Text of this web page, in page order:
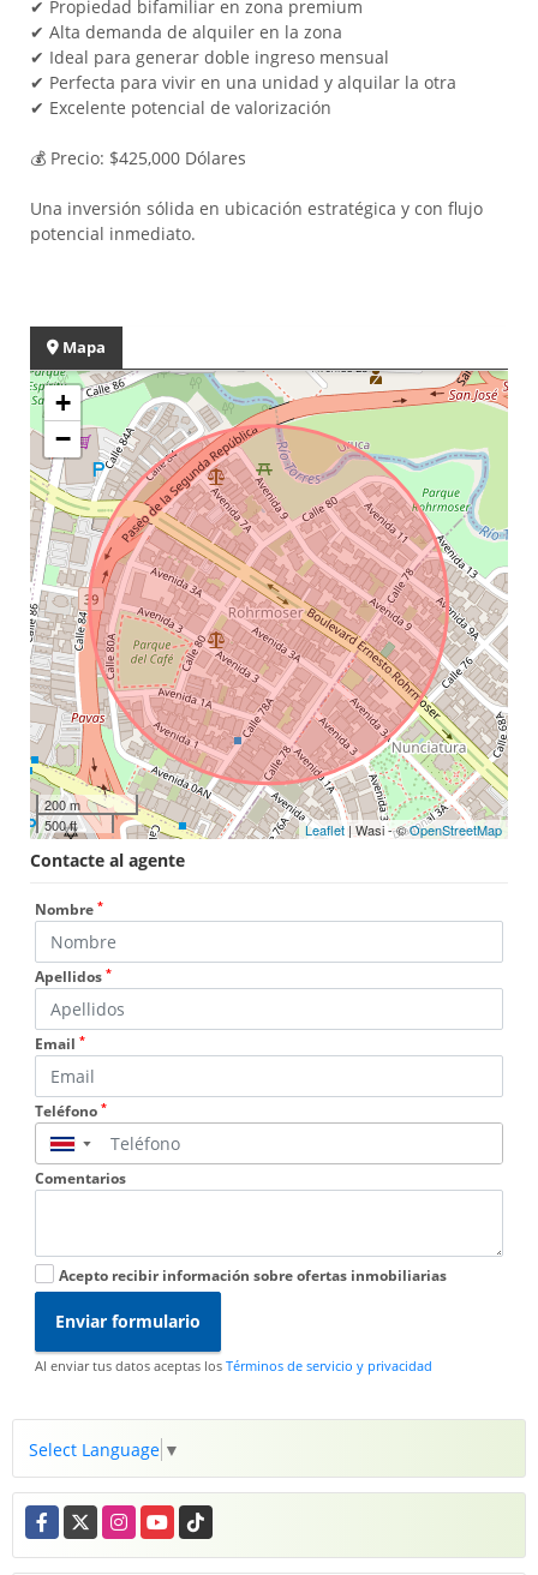
✔ Propiedad bifamiliar en zona premium
✔ Alta demanda de alquiler en la zona
✔ Ideal para generar doble ingreso mensual
✔ Perfecta para vivir en una unidad y alquilar la otra
✔ Excelente potencial de valorización
💰 Precio: $425,000 Dólares
Una inversión sólida en ubicación estratégica y con flujo
potencial inmediato.
Mapa
+
−
200 m
500 ft
Leaflet | Wasi - ©OpenStreetMap
Contacte al agente
Nombre *
Apellidos *
Email *
Teléfono *
▼
Comentarios
Acepto recibir información sobre ofertas inmobiliarias
Enviar formulario
Al enviar tus datos aceptas los Términos de servicio y privacidad
Select Language ▼
Facebook
X InstagramYouTubeTikTok